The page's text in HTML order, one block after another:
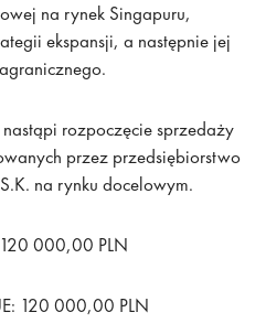
na rynek Singapuru,
ekspansji, a następnie jej
rozpoczęcie sprzedaży
przez przedsiębiorstwo
na rynku docelowym.
000,00 PLN
120 000,00 PLN